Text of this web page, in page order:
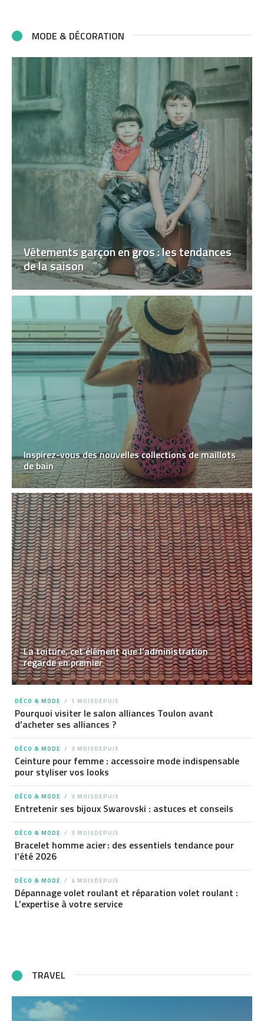
MODE & DÉCORATION
Vêtements garçon en gros : les tendances
de la saison
Inspirez-vous des nouvelles collections de maillots
de bain
La toiture, cet élément que l’administration
regarde en premier
DÉCO & MODE 1 MOISDEPUIS
Pourquoi visiter le salon alliances Toulon avant
d’acheter ses alliances ?
DÉCO & MODE 3 MOISDEPUIS
Ceinture pour femme : accessoire mode indispensable
pour styliser vos looks
DÉCO & MODE 3 MOISDEPUIS
Entretenir ses bijoux Swarovski : astuces et conseils
DÉCO & MODE 3 MOISDEPUIS
Bracelet homme acier : des essentiels tendance pour
l’été 2026
DÉCO & MODE 4 MOISDEPUIS
Dépannage volet roulant et réparation volet roulant :
L’expertise à votre service
TRAVEL